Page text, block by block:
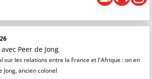
avec Peer de Jong
sur les relations entre la France et l'Afrique : on en
Jong, ancien colonel